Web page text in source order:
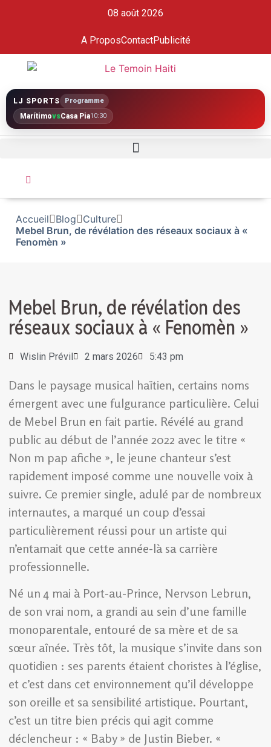
08 août 2026
A ProposContactPublicité
LJ SPORTS Programme
MarítimovsCasa Pia10:30
Accueil Blog
Culture
Mebel Brun, de révélation des réseaux sociaux à «
Fenomèn »
Mebel Brun, de révélation des
réseaux sociaux à « Fenomèn »
Wislin Prévil 2 mars 2026 5:43 pm
Dans le paysage musical haïtien, certains noms
émergent avec une fulgurance particulière. Celui
de Mebel Brun en fait partie. Révélé au grand
public au début de l’année 2022 avec le titre «
Non m pap afiche », le jeune chanteur s’est
rapidement imposé comme une nouvelle voix à
suivre. Ce premier single, adulé par de nombreux
internautes, a marqué un coup d’essai
particulièrement réussi pour un artiste qui
n’entamait que cette année-là sa carrière
professionnelle.
Né un 4 mai à Port-au-Prince, Nervson Lebrun,
de son vrai nom, a grandi au sein d’une famille
monoparentale, entouré de sa mère et de sa
sœur aînée. Très tôt, la musique s’invite dans son
quotidien : ses parents étaient choristes à l’église,
et c’est dans cet environnement qu’il développe
son oreille et sa sensibilité artistique. Pourtant,
c’est un titre bien précis qui agit comme
déclencheur : « Baby » de Justin Bieber. «